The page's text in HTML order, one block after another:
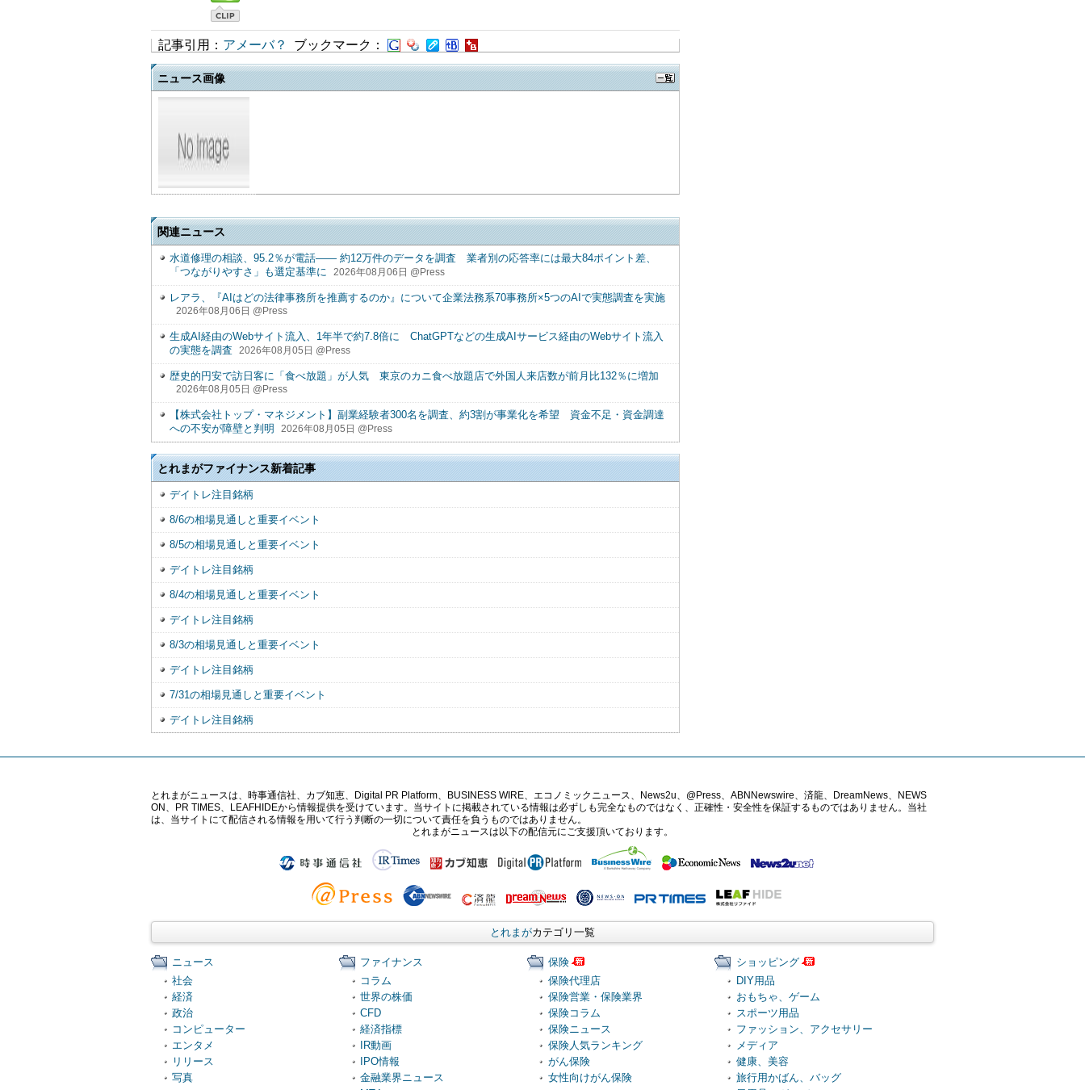
記事引用： アメーバ？ ブックマーク：
ニュース画像
関連ニュース
水道修理の相談、95.2％が電話―― 約12万件のデータを調査 業者別の応答率には最大84ポイント差、
「つながりやすさ」も選定基準に
2026年08月06日 @Press
レアラ、『AIはどの法律事務所を推薦するのか』について企業法務系70事務所×5つのAIで実態調査を実施
2026年08月06日 @Press
生成AI経由のWebサイト流入、1年半で約7.8倍に ChatGPTなどの生成AIサービス経由のWebサイト流入
の実態を調査
2026年08月05日 @Press
歴史的円安で訪日客に「食べ放題」が人気 東京のカニ食べ放題店で外国人来店数が前月比132％に増加
2026年08月05日 @Press
【株式会社トップ・マネジメント】副業経験者300名を調査、約3割が事業化を希望 資金不足・資金調達
への不安が障壁と判明
2026年08月05日 @Press
とれまがファイナンス新着記事
デイトレ注目銘柄
8/6の相場見通しと重要イベント
8/5の相場見通しと重要イベント
デイトレ注目銘柄
8/4の相場見通しと重要イベント
デイトレ注目銘柄
8/3の相場見通しと重要イベント
デイトレ注目銘柄
7/31の相場見通しと重要イベント
デイトレ注目銘柄
とれまがニュースは、時事通信社、カブ知恵、Digital PR Platform、BUSINESS WIRE、エコノミックニュース、News2u、@Press、ABNNewswire、済龍、DreamNews、NEWS
ON、PR TIMES、LEAFHIDEから情報提供を受けています。当サイトに掲載されている情報は必ずしも完全なものではなく、正確性・安全性を保証するものではありません。当社
は、当サイトにて配信される情報を用いて行う判断の一切について責任を負うものではありません。
とれまがニュースは以下の配信元にご支援頂いております。
とれまがカテゴリ一覧
ニュース
社会
経済
政治
コンピューター
エンタメ
リリース
写真
ファイナンス
コラム
世界の株価
CFD
経済指標
IR動画
IPO情報
金融業界ニュース
保険
保険代理店
保険営業・保険業界
保険コラム
保険ニュース
保険人気ランキング
がん保険
女性向けがん保険
ショッピング
DIY用品
おもちゃ、ゲーム
スポーツ用品
ファッション、アクセサリー
メディア
健康、美容
旅行用かばん、バッグ